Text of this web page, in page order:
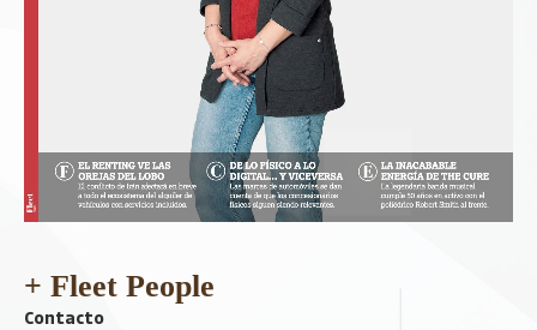
+ Fleet People
Contacto